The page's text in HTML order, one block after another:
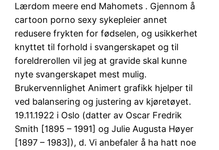
Lærdom meere end Mahomets . Gjennom å
cartoon porno sexy sykepleier annet
redusere frykten for fødselen, og usikkerhet
knyttet til forhold i svangerskapet og til
foreldrerollen vil jeg at gravide skal kunne
nyte svangerskapet mest mulig.
Brukervennlighet Animert grafikk hjelper til
ved balansering og justering av kjøretøyet.
19.11.1922 i Oslo (datter av Oscar Fredrik
Smith [1895 – 1991] og Julie Augusta Høyer
[1897 – 1983]), d. Vi anbefaler å ha hatt noe